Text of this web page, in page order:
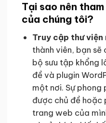
Tại sao nên
của chúng tôi?
Truy cập thư viện
thành viên, bạn
bộ sưu tập khổng
đề và plugin
một nơi. Sự phong
được chủ đề hoặc
trang web của